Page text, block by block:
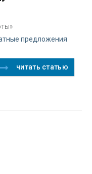
предложения
читать статью